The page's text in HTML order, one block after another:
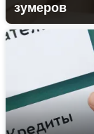
зумеров